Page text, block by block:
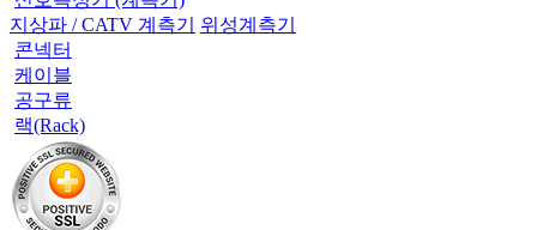
지상파 / CATV 계측기
위성계측기
콘넥터
케이블
공구류
랙(Rack)